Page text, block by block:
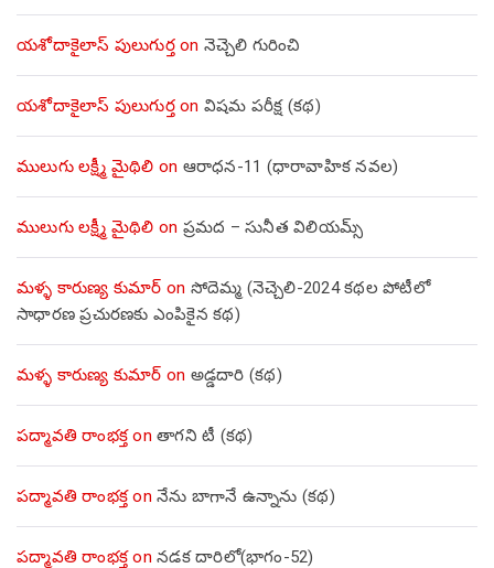
యశోదాకైలాస్ పులుగుర్తon నెచ్చెలి గురించి
యశోదాకైలాస్ పులుగుర్తon విషమ పరీక్ష (క‌థ‌)
ములుగు లక్ష్మీ మైథిలి on ఆరాధన-11 (ధారావాహిక నవల)
ములుగు లక్ష్మీ మైథిలి on ప్రమద – సునీత విలియమ్స్
మళ్ళ కారుణ్య కుమార్ on సోదెమ్మ (నెచ్చెలి-2024 కథల పోటీలో
సాధారణ ప్రచురణకు ఎంపికైన కథ)
మళ్ళ కారుణ్య కుమార్ on అడ్డదారి (కథ)
పద్మావతి రాంభక్తon తాగని టీ (కథ)
పద్మావతి రాంభక్తon నేను బాగానే ఉన్నాను (క‌థ‌)
పద్మావతి రాంభక్తon నడక దారిలో(భాగం-52)